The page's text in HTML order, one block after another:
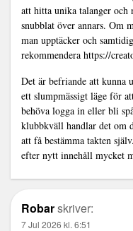
att hitta unika talanger och
snubblat över annars. Om
man upptäcker och
rekommendera https://
Det är befriande att kunna
ett slumpmässigt läge för
behöva logga in eller bli
klubbkväll handlar det om
att få bestämma takten
efter nytt innehåll mycket
Robarskriver:
7 Jul 2026 kl. 6:51